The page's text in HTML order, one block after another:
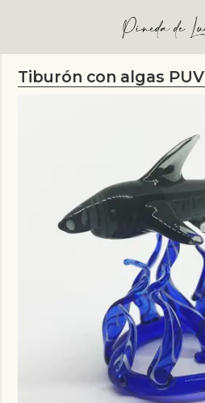
Tiburón con algas PUV